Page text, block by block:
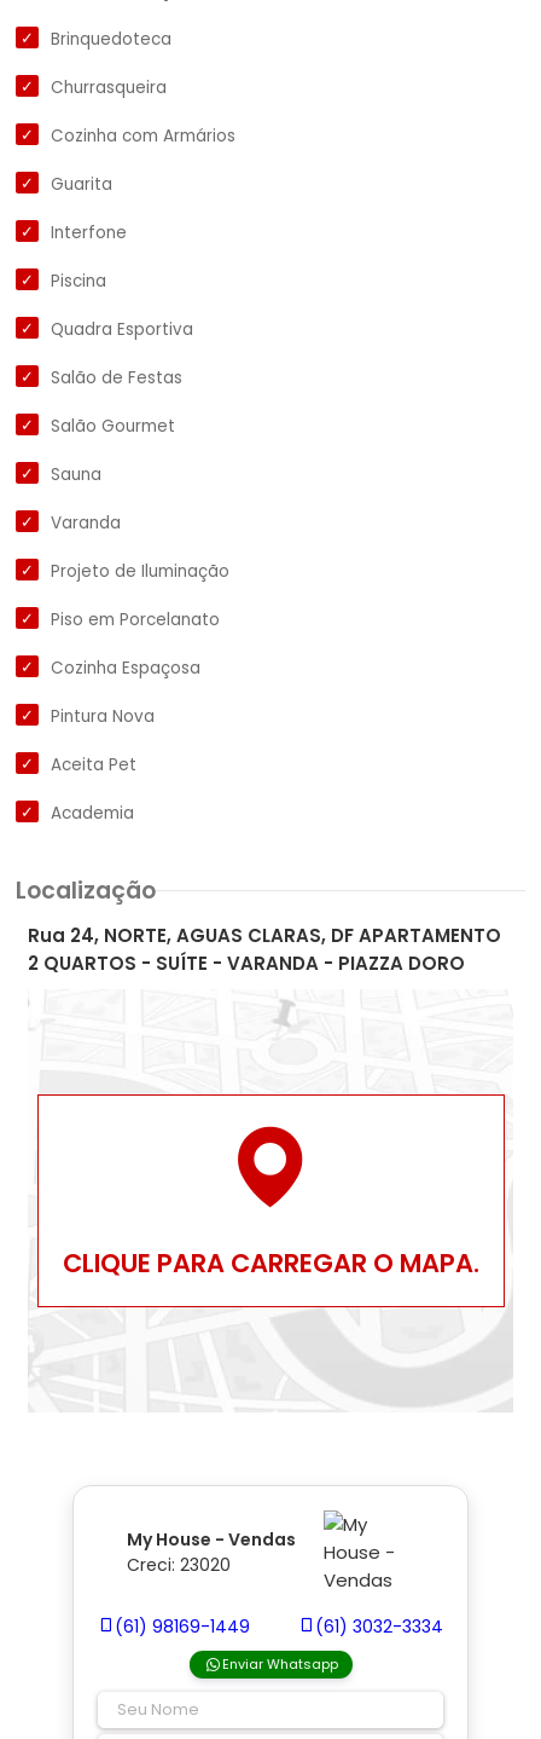
Brinquedoteca
Churrasqueira
Cozinha com Armários
Guarita
Interfone
Piscina
Quadra Esportiva
Salão de Festas
Salão Gourmet
Sauna
Varanda
Projeto de Iluminação
Piso em Porcelanato
Cozinha Espaçosa
Pintura Nova
Aceita Pet
Academia
Localização
Rua 24, NORTE, AGUAS CLARAS, DF APARTAMENTO
2 QUARTOS - SUÍTE - VARANDA - PIAZZA DORO
CLIQUE PARA CARREGAR O MAPA.
My House - Vendas
Creci: 23020
(61) 98169-1449 (61) 3032-3334
Enviar Whatsapp